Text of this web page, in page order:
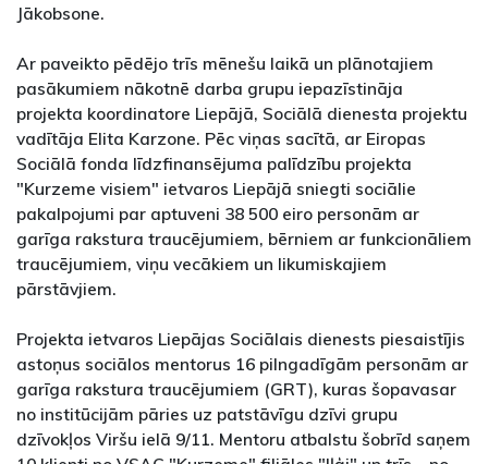
Jākobsone.
Ar paveikto pēdējo trīs mēnešu laikā un plānotajiem
pasākumiem nākotnē darba grupu iepazīstināja
projekta koordinatore Liepājā, Sociālā dienesta projektu
vadītāja Elita Karzone. Pēc viņas sacītā, ar Eiropas
Sociālā fonda līdzfinansējuma palīdzību projekta
"Kurzeme visiem" ietvaros Liepājā sniegti sociālie
pakalpojumi par aptuveni 38 500 eiro personām ar
garīga rakstura traucējumiem, bērniem ar funkcionāliem
traucējumiem, viņu vecākiem un likumiskajiem
pārstāvjiem.
Projekta ietvaros Liepājas Sociālais dienests piesaistījis
astoņus sociālos mentorus 16 pilngadīgām personām ar
garīga rakstura traucējumiem (GRT), kuras šopavasar
no institūcijām pāries uz patstāvīgu dzīvi grupu
dzīvokļos Viršu ielā 9/11. Mentoru atbalstu šobrīd saņem